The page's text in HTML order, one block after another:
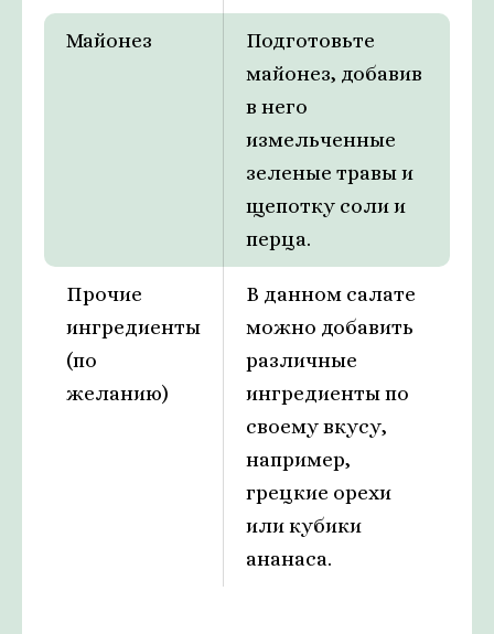
Майонез
Подготовьте
майонез, добавив
в него
измельченные
зеленые травы и
щепотку соли и
перца.
Прочие
ингредиенты
(по
желанию)
В данном салате
можно добавить
различные
ингредиенты по
своему вкусу,
например,
грецкие орехи
или кубики
ананаса.